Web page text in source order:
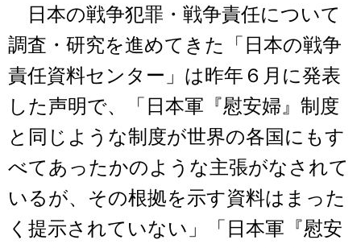
日本の戦争犯罪・戦争責任について
調査・研究を進めてきた「日本の戦争
責任資料センター」は昨年６月に発表
した声明で、「日本軍『慰安婦』制度
と同じような制度が世界の各国にもす
べてあったかのような主張がなされて
いるが、その根拠を示す資料はまった
く提示されていない」「日本軍『慰安